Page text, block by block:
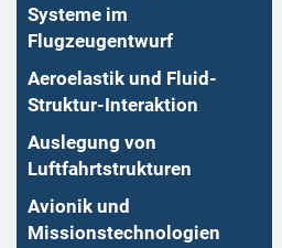
Systeme im
Flugzeugentwurf
Aeroelastik und Fluid-
Struktur-Interaktion
Auslegung von
Luftfahrtstrukturen
Avionik und
Missionstechnologien